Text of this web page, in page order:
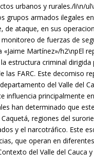
urbanos y rurales./li\n/
grupos armados ilegales
ataque, en sus
de fuerzas de
Martínez»/h2\npEl
criminal dirigida
FARC. Este decomiso
del Valle del
influencia principalmente
han determinado que
regiones del
y el narcotráfico. Este
que operan en
del Valle del Cauca